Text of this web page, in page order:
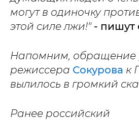
могут в одиночку
этой силе лжи!"- пишут
Напомним, обращение
режиссера Сокурова к
вылилось в громкий
Ранее российский